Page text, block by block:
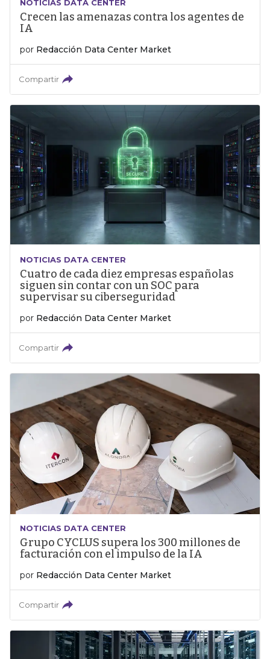
NOTICIAS DATA CENTER
Crecen las amenazas contra los agentes de
IA
por Redacción Data Center Market
Compartir
NOTICIAS DATA CENTER
Cuatro de cada diez empresas españolas
siguen sin contar con un SOC para
supervisar su ciberseguridad
por Redacción Data Center Market
Compartir
NOTICIAS DATA CENTER
Grupo CYCLUS supera los 300 millones de
facturación con el impulso de la IA
por Redacción Data Center Market
Compartir